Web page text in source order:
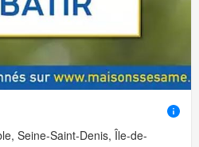
Seine-Saint-Denis, Île-de-